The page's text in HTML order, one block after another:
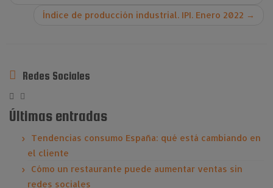
Índice de producción industrial. IPI. Enero 2022 →
Redes Sociales
Últimas entradas
Tendencias consumo España: qué está cambiando en
el cliente
Cómo un restaurante puede aumentar ventas sin
redes sociales